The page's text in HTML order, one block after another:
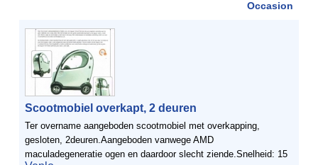
Occasion
Scootmobiel overkapt, 2 deuren
Ter overname aangeboden scootmobiel met overkapping,
gesloten, 2deuren.Aangeboden vanwege AMD
maculadegeneratie ogen en daardoor slecht ziende.Snelheid: 15